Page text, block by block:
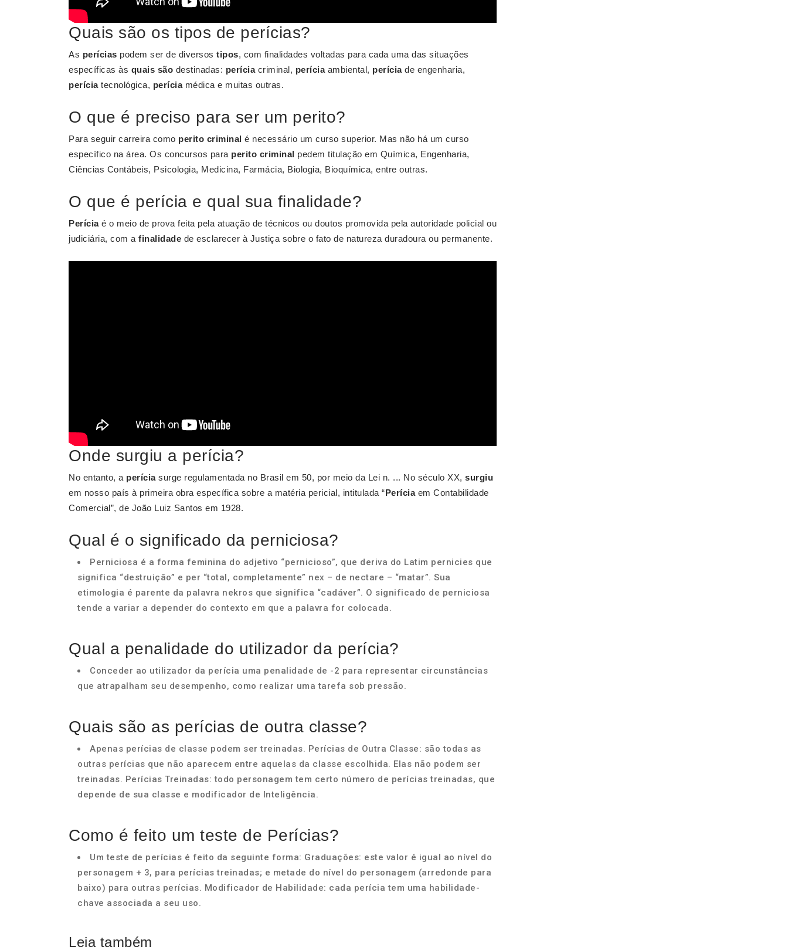
Quais são os tipos de perícias?
As perícias podem ser de diversos tipos, com finalidades voltadas para cada uma das situações
específicas às quais são destinadas: períciacriminal, períciaambiental, períciade engenharia,
períciatecnológica, períciamédica e muitas outras.
O que é preciso para ser um perito?
Para seguir carreira como perito criminal é necessário um curso superior. Mas não há um curso
específico na área. Os concursos para perito criminal pedem titulação em Química, Engenharia,
Ciências Contábeis, Psicologia, Medicina, Farmácia, Biologia, Bioquímica, entre outras.
O que é perícia e qual sua finalidade?
Períciaé o meio de prova feita pela atuação de técnicos ou doutos promovida pela autoridade policial ou
judiciária, com a finalidade de esclarecer à Justiça sobre o fato de natureza duradoura ou permanente.
Onde surgiu a perícia?
No entanto, a períciasurge regulamentada no Brasil em 50, por meio da Lei n. ... No século XX, surgiu
em nosso país à primeira obra específica sobre a matéria pericial, intitulada “Períciaem Contabilidade
Comercial”, de João Luiz Santos em 1928.
Qual é o significado da perniciosa?
Perniciosa é a forma feminina do adjetivo “pernicioso”, que deriva do Latim pernicies que
significa “destruição” e per “total, completamente” nex – de nectare­ – “matar”. Sua
etimologia é parente da palavra nekros que significa “cadáver”. O significado de perniciosa
tende a variar a depender do contexto em que a palavra for colocada.
Qual a penalidade do utilizador da perícia?
Conceder ao utilizador da perícia uma penalidade de -2 para representar circunstâncias
que atrapalham seu desempenho, como realizar uma tarefa sob pressão.
Quais são as perícias de outra classe?
Apenas perícias de classe podem ser treinadas. Perícias de Outra Classe: são todas as
outras perícias que não aparecem entre aquelas da classe escolhida. Elas não podem ser
treinadas. Perícias Treinadas: todo personagem tem certo número de perícias treinadas, que
depende de sua classe e modificador de Inteligência.
Como é feito um teste de Perícias?
Um teste de perícias é feito da seguinte forma: Graduações: este valor é igual ao nível do
personagem + 3, para perícias treinadas; e metade do nível do personagem (arredonde para
baixo) para outras perícias. Modificador de Habilidade: cada perícia tem uma habilidade-
chave associada a seu uso.
Leia também